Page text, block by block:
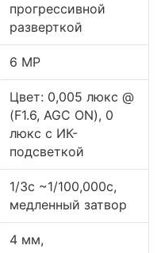
прогрессивной
разверткой
6 MP
Цвет: 0,005 люкс @
(F1.6, AGC ON), 0
люкс с ИК-
подсветкой
1/3с ~1/100,000с,
медленный затвор
4 мм,